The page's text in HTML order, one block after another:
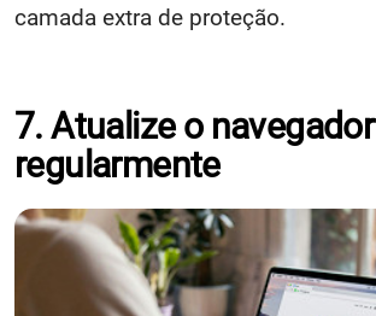
camada extra de proteção.
7. Atualize o navegador
regularmente